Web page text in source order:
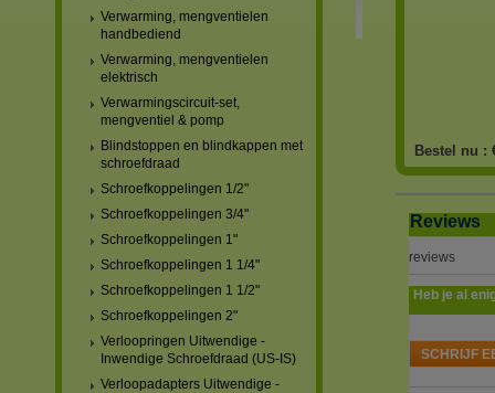
Verwarming, mengventielen
handbediend
Verwarming, mengventielen
elektrisch
Verwarmingscircuit-set,
mengventiel & pomp
Blindstoppen en blindkappen met
schroefdraad
Schroefkoppelingen 1/2"
Schroefkoppelingen 3/4"
Schroefkoppelingen 1"
Schroefkoppelingen 1 1/4"
Schroefkoppelingen 1 1/2"
Schroefkoppelingen 2"
Verloopringen Uitwendige -
Inwendige Schroefdraad (US-IS)
Verloopadapters Uitwendige -
Bestel nu :
Reviews
reviews
Heb je al
SCHRIJF